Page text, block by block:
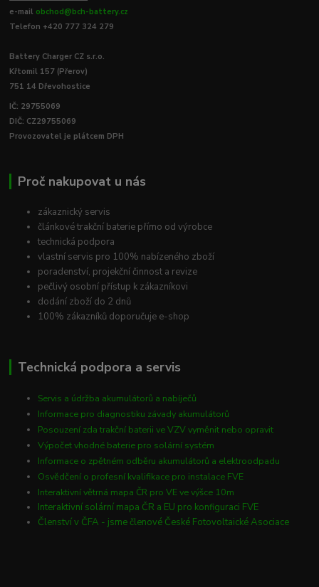
e-mail obchod@bch-battery.cz
Telefon +420 777 324 279
Battery Charger CZ s.r.o.
Křtomil 157 (Přerov)
751 14 Dřevohostice
IČ: 29755069
DIČ: CZ29755069
Provozovatel je plátcem DPH
Proč nakupovat u nás
zákaznický servis
článkové trakční baterie přímo od výrobce
technická podpora
vlastní servis pro 100% nabízeného zboží
poradenství, projekční činnost a revize
pečlivý osobní přístup k zákazníkovi
dodání zboží do 2 dnů
100% zákazníků doporučuje e-shop
Technická podpora a servis
Servis a údržba akumulátorů a nabíječů
Informace pro diagnostiku závady akumulátorů
Posouzení zda trakční baterii ve VZV vyměnit nebo opravit
Výpočet vhodné baterie pro solární systém
Informace o zpětném odběru akumulátorů a elektroodpadu
Osvědčení o profesní kvalifikace pro instalace FVE
Interaktivní větrná mapa ČR pro VE ve výšce 10m
Interaktivní solární mapa ČR a EU pro konfiguraci FVE
Členství v ČFA - jsme členové České Fotovoltaické Asociace